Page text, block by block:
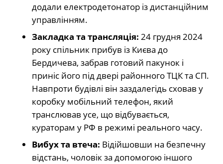
додали електродетонатор із дистанційним
управлінням.
Закладка та трансляція: 24 грудня 2024
року спільник прибув із Києва до
Бердичева, забрав готовий пакунок і
приніс його під двері районного ТЦК та СП.
Навпроти будівлі він заздалегідь сховав у
коробку мобільний телефон, який
транслював усе, що відбувається,
кураторам у РФ в режимі реального часу.
Вибух та втеча: Відійшовши на безпечну
відстань, чоловік за допомогою іншого